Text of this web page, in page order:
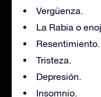
Vergüenza.
La Rabia o
Resentimiento.
Tristeza.
Depresión.
Insomnio.